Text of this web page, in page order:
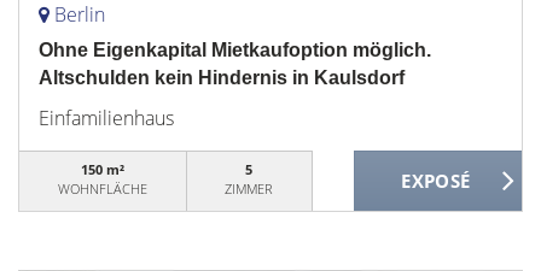
Berlin
Ohne Eigenkapital Mietkaufoption möglich.
Altschulden kein Hindernis in Kaulsdorf
Einfamilienhaus
150 m²
WOHNFLÄCHE
5
ZIMMER